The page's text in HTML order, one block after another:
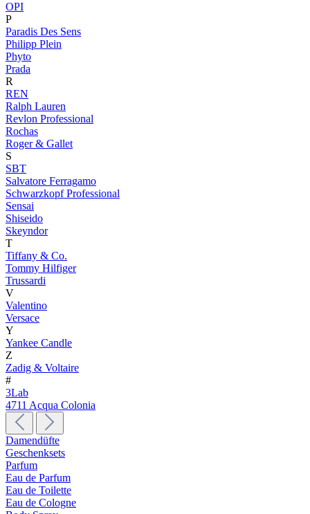
OPI
P
Paradis Des Sens
Philipp Plein
Phyto
Prada
R
REN
Ralph Lauren
Revlon Professional
Rochas
Roger & Gallet
S
SBT
Salvatore Ferragamo
Schwarzkopf Professional
Sensai
Shiseido
Skeyndor
T
Tiffany & Co.
Tommy Hilfiger
Trussardi
V
Valentino
Versace
Y
Yankee Candle
Z
Zadig & Voltaire
#
3Lab
4711 Acqua Colonia
Damendüfte
Geschenksets
Parfum
Eau de Parfum
Eau de Toilette
Eau de Cologne